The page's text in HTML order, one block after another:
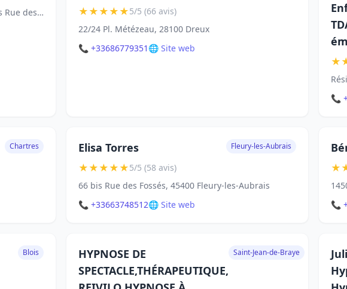
ESPACE PARAMEDICAL DES TALLERIES 26 Bis Rue des Frères Lumière, 18570, 18570 Trouy
★★★★★5/5 (66 avis)
22/24 Pl. Métézeau, 28100 Dreux
📞 +33686779351 🌐 Site web
★
📞
Chartres Elisa Torres Fleury-les-Aubrais
★★★★★5/5 (58 avis)
66 bis Rue des Fossés, 45400 Fleury-les-Aubrais
📞 +33663748512🌐 Site web
★
📞
Blois
HYPNOSE DE
SPECTACLE,THÉRAPEUTIQUE,
Saint-Jean-de-Braye